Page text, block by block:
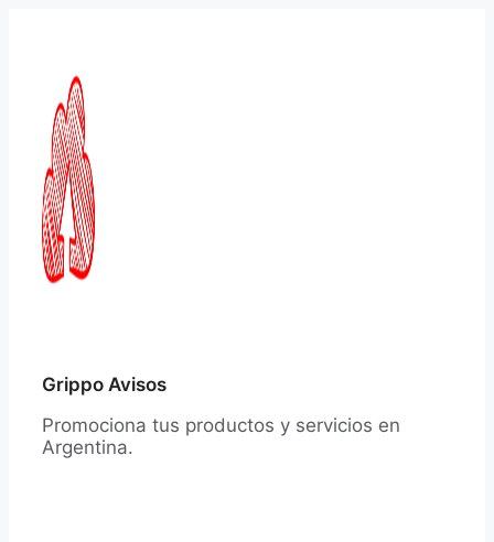
Grippo Avisos
Promociona tus productos y servicios en
Argentina.